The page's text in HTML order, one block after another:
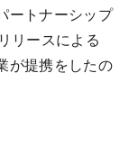
ートナーシップ
リースによる
が提携をしたの